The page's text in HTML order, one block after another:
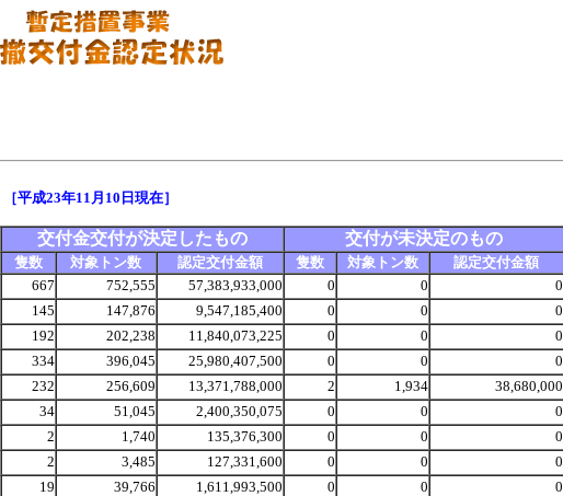
［平成23年11月10 日現在］
交付金交付が決定したもの 交付が未決定のもの
隻数 対象トン数 認定交付金額 隻数 対象トン数 認定交付金額
667 752,555 57,383,933,000 0 0 0
145 147,876 9,547,185,400 0 0 0
192 202,238 11,840,073,225 0 0 0
334 396,045 25,980,407,500 0 0 0
232 256,609 13,371,788,000 2 1,934 38,680,000
34 51,045 2,400,350,075 0 0 0
2 1,740 135,376,300 0 0 0
2 3,485 127,331,600 0 0 0
19 39,766 1,611,993,500 0 0 0